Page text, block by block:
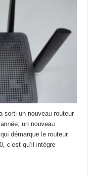
sorti un nouveau routeur
un nouveau
démarque le routeur
c’est qu’il intègre